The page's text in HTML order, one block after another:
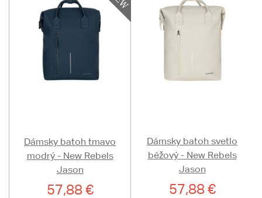
Dámsky batoh tmavo
modrý - New Rebels
Jason
57,88 €
Dámsky batoh svetlo
béžový - New Rebels
Jason
57,88 €